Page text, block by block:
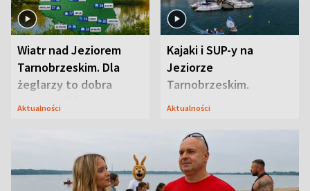
Wiatr nad Jeziorem
Tarnobrzeskim. Dla
żeglarzy to dobra
wiadomość
Aktualności
Kajaki i SUP-y na
Jeziorze
Tarnobrzeskim.
Przyrodnicy zwracają
Aktualności